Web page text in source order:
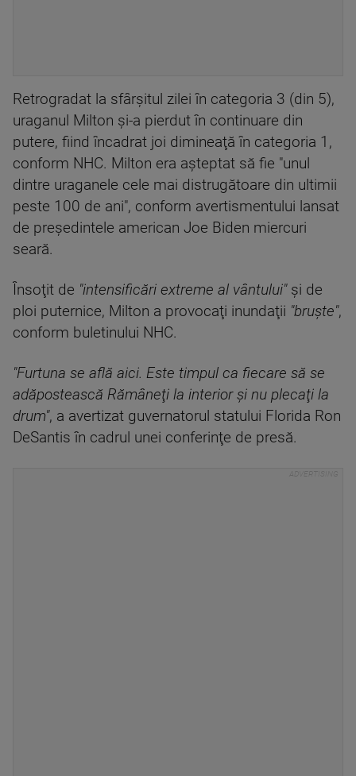
Retrogradat la sfârşitul zilei în categoria 3 (din 5),
uraganul Milton şi-a pierdut în continuare din
putere, fiind încadrat joi dimineaţă în categoria 1,
conform NHC. Milton era aşteptat să fie "unul
dintre uraganele cele mai distrugătoare din ultimii
peste 100 de ani", conform avertismentului lansat
de preşedintele american Joe Biden miercuri
seară.
Însoţit de "intensificări extreme al vântului" şi de
ploi puternice, Milton a provocaţi inundaţii "bruşte",
conform buletinului NHC.
"Furtuna se află aici. Este timpul ca fiecare să se
adăpostească Rămâneţi la interior şi nu plecaţi la
drum", a avertizat guvernatorul statului Florida Ron
DeSantis în cadrul unei conferinţe de presă.